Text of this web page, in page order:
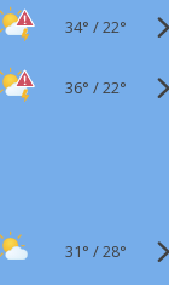
34° /22°
36° /22°
31° /28°